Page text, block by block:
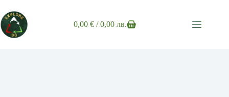
to
content
Shopping
0,00€ / 0,00 лв.